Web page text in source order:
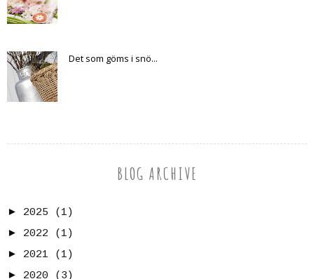
Det som göms i snö...
BLOG ARCHIVE
► 2025
(1)
► 2022
(1)
► 2021
(1)
► 2020
(3)